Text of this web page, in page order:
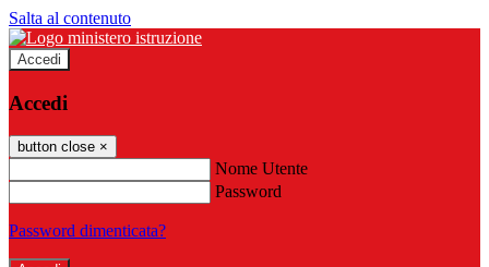
Salta al contenuto
Accedi
Accedi
button close ×
Nome Utente
Password
Password dimenticata?